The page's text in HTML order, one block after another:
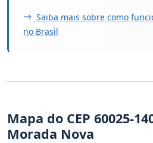
Saiba mais sobre como
no Brasil
Mapa do CEP 60025-
Morada Nova